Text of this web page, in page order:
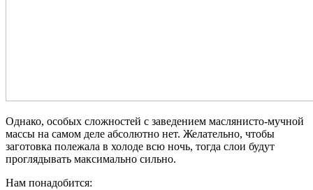
Однако, особых сложностей с заведением маслянисто-мучной
массы на самом деле абсолютно нет. Желательно, чтобы
заготовка полежала в холоде всю ночь, тогда слои будут
проглядывать максимально сильно.
Нам понадобится: